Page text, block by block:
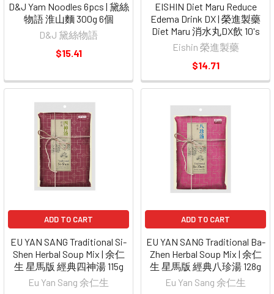
D&J Yam Noodles 6pcs | 黛絲
物語 淮山麵 300g 6個
D&J 黛絲物語
$15.41
EISHIN Diet Maru Reduce
Edema Drink DX | 榮進製藥
Diet Maru 消水丸DX飲 10's
Eishin 榮進製藥
$14.71
ADD TO CART
EU YAN SANG Traditional Si-
Shen Herbal Soup Mix | 余仁
生 星馬版 經典四神湯 115g
Eu Yan Sang 余仁生
ADD TO CART
EU YAN SANG Traditional Ba-
Zhen Herbal Soup Mix | 余仁
生 星馬版 經典八珍湯 128g
Eu Yan Sang 余仁生